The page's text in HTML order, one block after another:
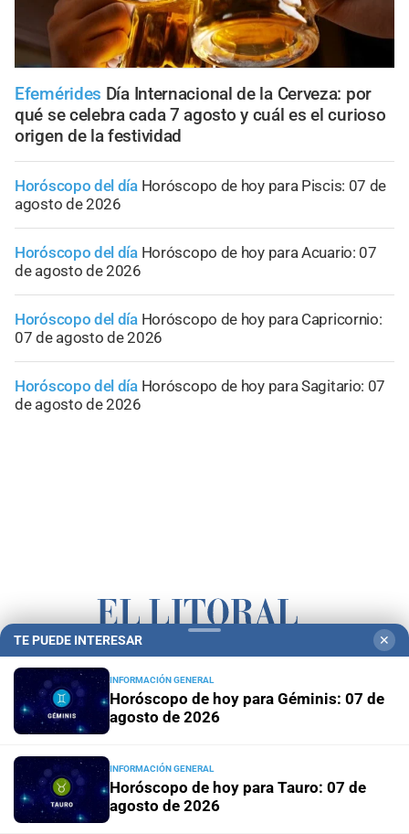
Efemérides Día Internacional de la Cerveza: por
qué se celebra cada 7 agosto y cuál es el curioso
origen de la festividad
Horóscopo del día Horóscopo de hoy para Piscis: 07 de
agosto de 2026
Horóscopo del día Horóscopo de hoy para Acuario: 07
de agosto de 2026
Horóscopo del día Horóscopo de hoy para Capricornio:
07 de agosto de 2026
Horóscopo del día Horóscopo de hoy para Sagitario: 07
de agosto de 2026
Campolitoral
Podcasts Mirador Provincial VivíMejor SF Puerto Negocios
Notife Educacion SF
TE PUEDE INTERESAR ✕
INFORMACIÓN GENERAL
Horóscopo de hoy para Géminis: 07 de
agosto de 2026
INFORMACIÓN GENERAL
Horóscopo de hoy para Tauro: 07 de
agosto de 2026